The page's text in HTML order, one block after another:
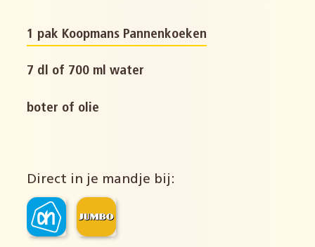
1 pak Koopmans Pannenkoeken
7 dl of 700 ml water
boter of olie
Direct in je mandje bij: